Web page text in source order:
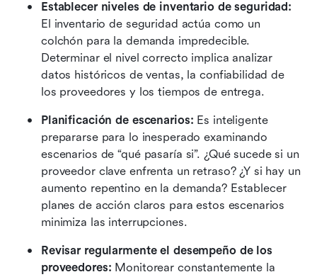
Establecer niveles de inventario de seguridad:
El inventario de seguridad actúa como un
colchón para la demanda impredecible.
Determinar el nivel correcto implica analizar
datos históricos de ventas, la confiabilidad de
los proveedores y los tiempos de entrega.
Planificación de escenarios: Es inteligente
prepararse para lo inesperado examinando
escenarios de “qué pasaría si”. ¿Qué sucede si un
proveedor clave enfrenta un retraso? ¿Y si hay un
aumento repentino en la demanda? Establecer
planes de acción claros para estos escenarios
minimiza las interrupciones.
Revisar regularmente el desempeño de los
proveedores: Monitorear constantemente la